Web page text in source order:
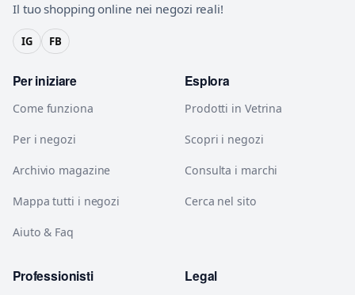
Il tuo shopping online nei negozi reali!
IG FB
Per iniziare
Come funziona
Per i negozi
Archivio magazine
Mappa tutti i negozi
Aiuto & Faq
Esplora
Prodotti in Vetrina
Scopri i negozi
Consulta i marchi
Cerca nel sito
Professionisti Legal